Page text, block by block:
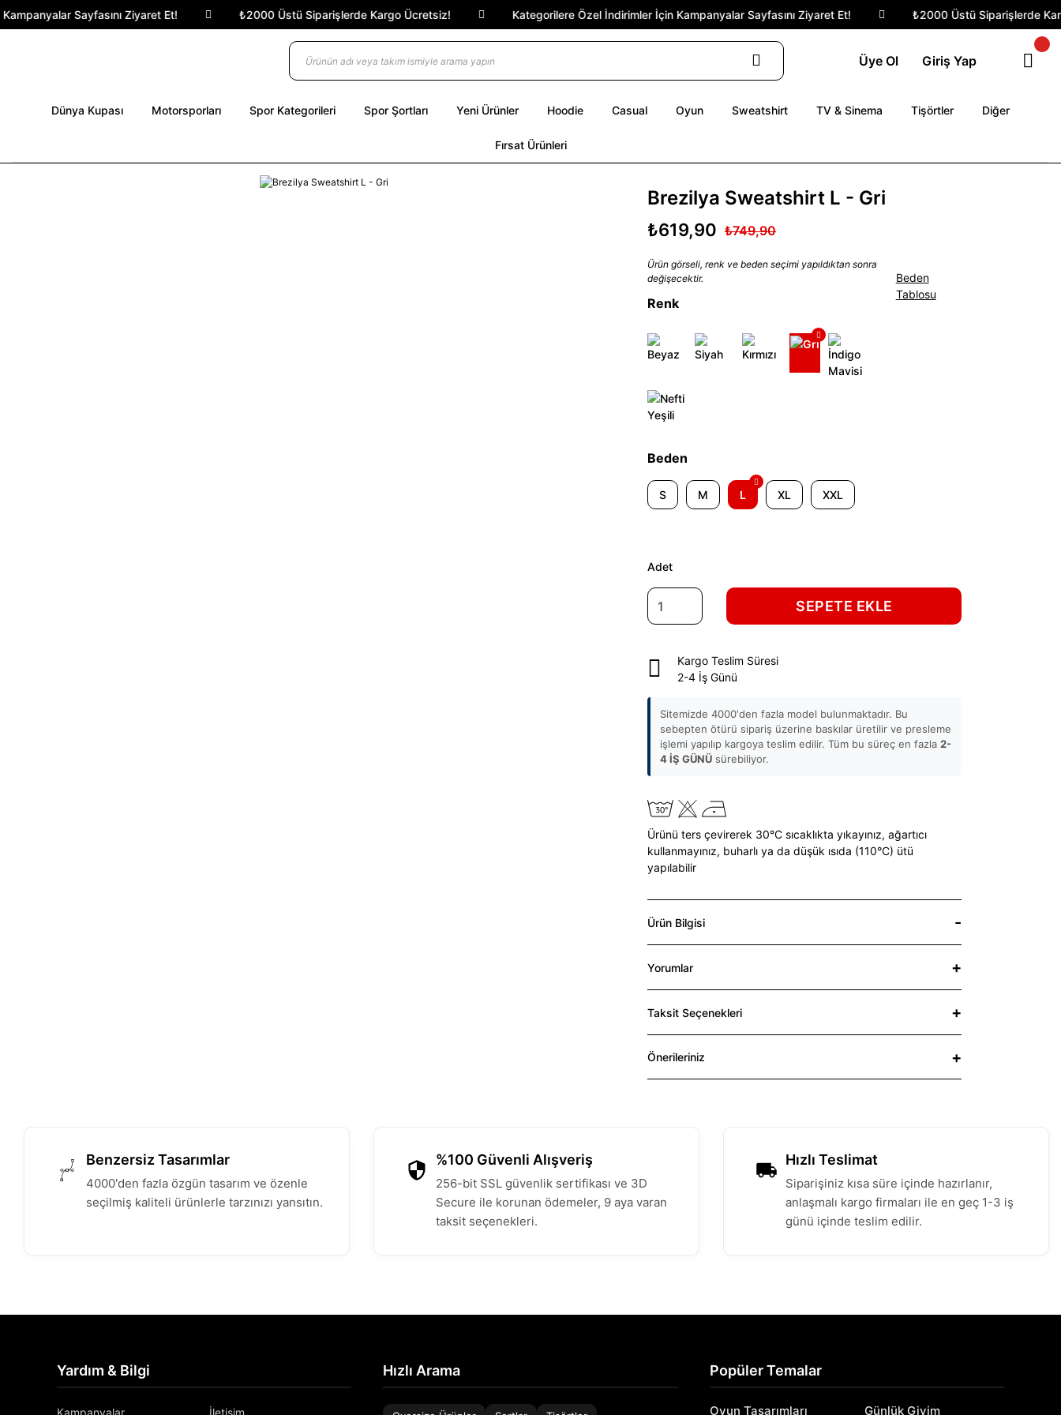
Sayfasını Ziyaret Et! ₺2000 Üstü Siparişlerde Kargo Ücretsiz! Kategorilere Özel İndirimler İçin Kampanyalar Sayfasını Ziyaret Et! ₺2000 Üstü Siparişlerde
Üye Ol Giriş Yap
Dünya Kupası Motorsporları Spor Kategorileri Spor Şortları Yeni Ürünler Hoodie Casual Oyun Sweatshirt TV & Sinema Tişörtler Diğer
Fırsat Ürünleri
Brezilya Sweatshirt L - Gri
₺619,90 ₺749,90
Ürün görseli, renk ve beden seçimi yapıldıktan sonra
değişecektir.
Renk
Beden
S M L XL XXL
Beden
Tablosu
Adet
SEPETE EKLE
Kargo Teslim Süresi
2-4 İş Günü
Sitemizde 4000'den fazla model bulunmaktadır. Bu
sebepten ötürü sipariş üzerine baskılar üretilir ve presleme
işlemi yapılıp kargoya teslim edilir. Tüm bu süreç en fazla2-
4 İŞ GÜNÜ sürebiliyor.
Ürünü ters çevirerek 30°C sıcaklıkta yıkayınız, ağartıcı
kullanmayınız, buharlı ya da düşük ısıda (110°C) ütü
yapılabilir
Ürün Bilgisi
Yorumlar
Taksit Seçenekleri
Önerileriniz
Benzersiz Tasarımlar
4000'den fazla özgün tasarım ve özenle
seçilmiş kaliteli ürünlerle tarzınızı yansıtın.
%100 Güvenli Alışveriş
256-bit SSL güvenlik sertifikası ve 3D
Secure ile korunan ödemeler, 9 aya varan
taksit seçenekleri.
Hızlı Teslimat
Siparişiniz kısa süre içinde hazırlanır,
anlaşmalı kargo firmaları ile en geç 1-3 iş
günü içinde teslim edilir.
Yardım & Bilgi Hızlı Arama Popüler Temalar
Oyun Tasarımları Günlük Giyim